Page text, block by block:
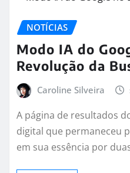
NOTÍCIAS
Modo IA do
Revolução da
Caroline Silveira
A página de resultados
digital que permaneceu
em sua essência por